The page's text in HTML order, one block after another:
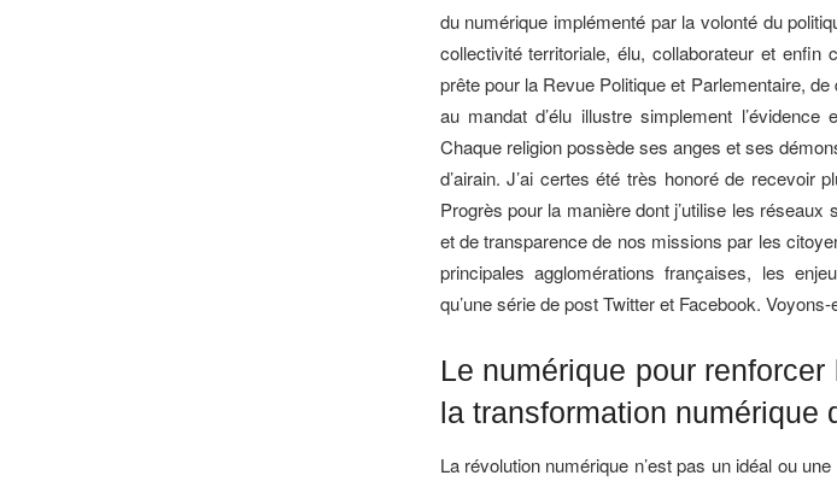
du numérique implémenté par la volonté du
collectivité territoriale, élu, collaborateur et
prête pour la Revue Politique et Parlementaire,
au mandat d’élu illustre simplement l’évidence
Chaque religion possède ses anges et ses
d’airain. J’ai certes été très honoré de recevoir
Progrès pour la manière dont j’utilise les réseaux
et de transparence de nos missions par les
principales agglomérations françaises, les
qu’une série de post Twitter et Facebook.
Le numérique pour
la transformation numérique
La révolution numérique n’est pas un idéal ou